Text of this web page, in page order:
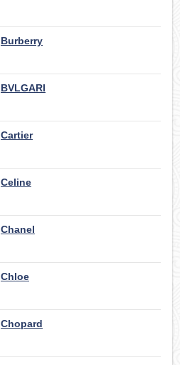
Burberry
BVLGARI
Cartier
Celine
Chanel
Chloe
Chopard